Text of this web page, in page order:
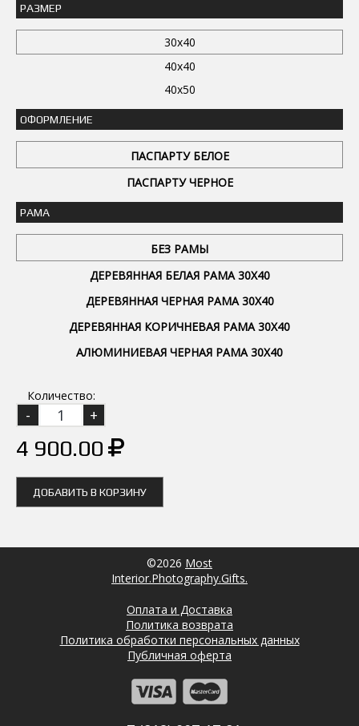
РАЗМЕР
30x40
40x40
40x50
ОФОРМЛЕНИЕ
ПАСПАРТУ БЕЛОЕ
ПАСПАРТУ ЧЕРНОЕ
РАМА
БЕЗ РАМЫ
ДЕРЕВЯННАЯ БЕЛАЯ РАМА 30Х40
ДЕРЕВЯННАЯ ЧЕРНАЯ РАМА 30Х40
ДЕРЕВЯННАЯ КОРИЧНЕВАЯ РАМА 30Х40
АЛЮМИНИЕВАЯ ЧЕРНАЯ РАМА 30Х40
Количество:
4 900.00
ДОБАВИТЬ В КОРЗИНУ
©2026 Most
Interior.Photography.Gifts.
Оплата и Доставка
Политика возврата
Политика обработки персональных данных
Публичная оферта